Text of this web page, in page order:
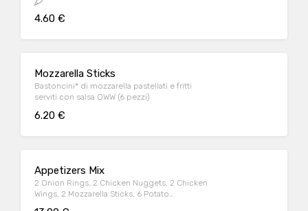
4.60 €
Mozzarella Sticks
Bastoncini* di mozzarella pastellati e fritti
serviti con salsa OWW (6 pezzi)
6.20 €
Appetizers Mix
2 Onion Rings, 2 Chicken Nuggets, 2 Chicken
Wings, 2 Mozzarella Sticks, 6 Potato